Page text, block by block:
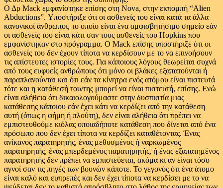
Ο Δρ Mack εμφανίστηκε επίσης στη Nova, στην εκπομπή “Alien
Abductions”. Υποστήριξε ότι οι ασθενείς του είναι κατά τα άλλα
κανονικοί άνθρωποι, το οποίο είναι ένα αμφισβητήσιμο σημείο εάν
οι ασθενείς του είναι κάτι σαν τους ασθενείς του Hopkins που
εμφανίστηκαν στο πρόγραμμα. Ο Mack επίσης υποστήριξε ότι οι
ασθενείς του δεν έχουν τίποτα να κερδίσουν με το να επινοήσουν
τις απίστευτες ιστορίες τους. Για κάποιους λόγους θεωρείται συχνά
από τους ευφυείς ανθρώπους ότι μόνο οι βλάκες εξαπατούνται ή
παραπλανούνται και ότι εάν τα κίνητρα ενός ατόμου είναι πιστευτά
τότε και η κατάθεσή του/της μπορεί να είναι πιστευτή, επίσης. Ενώ
είναι αλήθεια ότι δικαιολογούμαστε στην δυσπιστία μιας
κατάθεσης κάποιου εάν έχει κάτι να κερδίζει από την κατάθεση
αυτή (όπως η φήμη ή πλούτη), δεν είναι αλήθεια ότι πρέπει να
εμπιστευθούμε κιόλας οποιαδήποτε κατάθεση που δίνεται από ένα
πρόσωπο που δεν έχει τίποτα να κερδίζει καταθέτοντας. Ένας
ανίκανος παρατηρητής, ένας μεθυσμένος ή ναρκωμένος
παρατηρητής, ένας μπερδεμένος παρατηρητής, ή ένας εξαπατημένος
παρατηρητής δεν πρέπει να εμπιστεύεται, ακόμα κι αν είναι τόσο
αγνοί σαν τις πηγές των βουνών κάποτε. Το γεγονός ότι ένα άτομο
είναι καλό και ευπρεπές και δεν έχει τίποτα να κερδίσει με το να